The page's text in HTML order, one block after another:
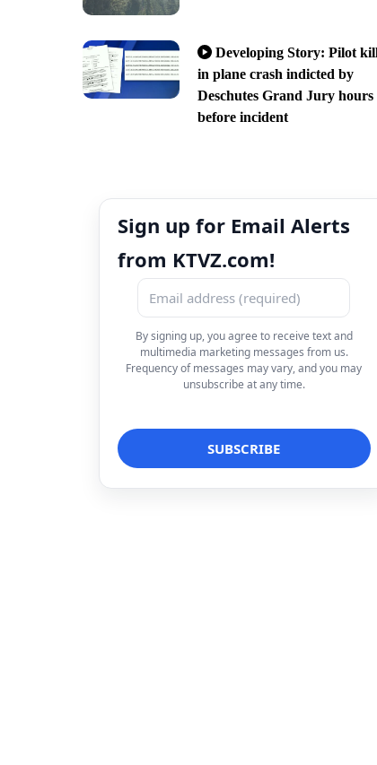
Developing Story: Pilot
in plane crash indicted by
Deschutes Grand Jury hours
before incident
Sign up for Email Alerts
from KTVZ.com!
By signing up, you agree to receive text and
multimedia marketing messages from us.
Frequency of messages may vary, and you may
unsubscribe at any time.